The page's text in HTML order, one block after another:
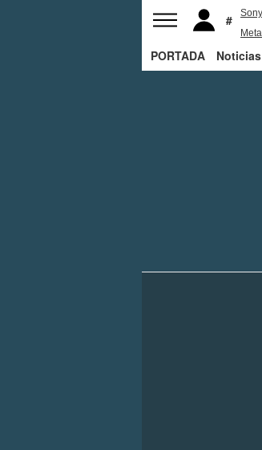
Sony
PORTADA Noticias